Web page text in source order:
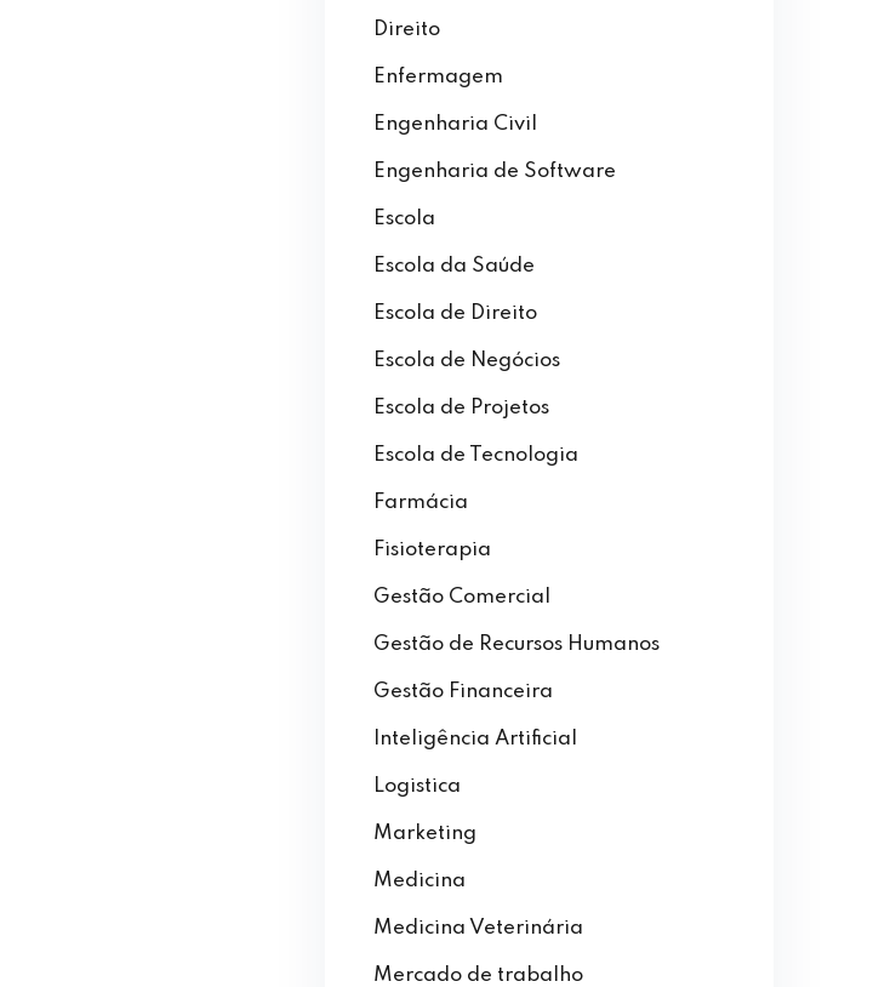
Direito
Enfermagem
Engenharia Civil
Engenharia de Software
Escola
Escola da Saúde
Escola de Direito
Escola de Negócios
Escola de Projetos
Escola de Tecnologia
Farmácia
Fisioterapia
Gestão Comercial
Gestão de Recursos Humanos
Gestão Financeira
Inteligência Artificial
Logistica
Marketing
Medicina
Medicina Veterinária
Mercado de trabalho